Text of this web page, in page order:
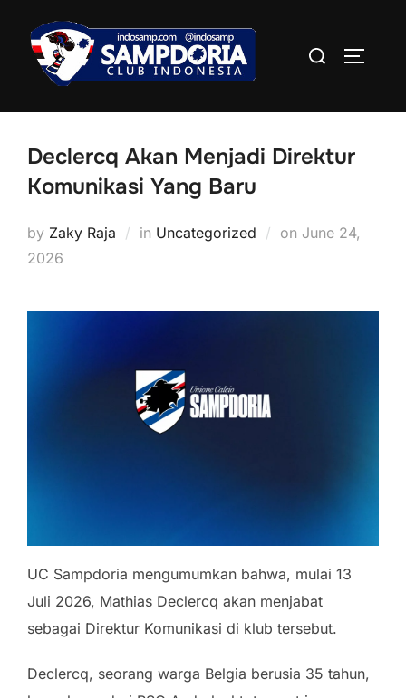
content
Search
Declercq Akan Menjadi Direktur
Komunikasi Yang Baru
by Zaky Raja in Uncategorized on Posted
June 24,
2026
UC Sampdoria mengumumkan bahwa, mulai 13
Juli 2026, Mathias Declercq akan menjabat
sebagai Direktur Komunikasi di klub tersebut.
Declercq, seorang warga Belgia berusia 35 tahun,